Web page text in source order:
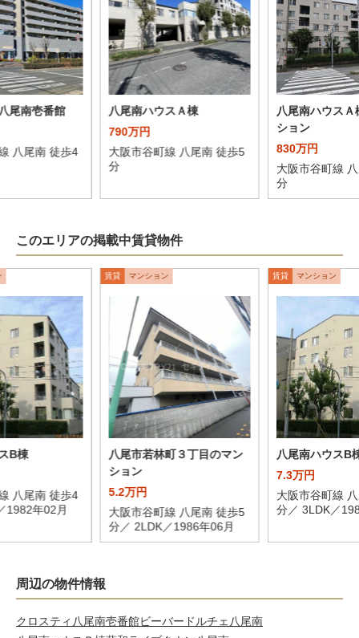
尾南壱番館
八尾南 徒歩4
八尾南ハウスＡ棟
790万円
大阪市谷町線 八尾南 徒歩5
分
八尾南ハウスＡ
ション
830万円
大阪市谷町線
分
このエリアの掲載中賃貸物件
B棟
八尾南 徒歩4
1982年02月
賃貸 マンション
八尾市若林町３丁目のマン
ション
5.2万円
大阪市谷町線 八尾南 徒歩5
分／ 2LDK／1986年06月
賃貸 マンション
八尾南ハウスB
7.3万円
大阪市谷町線
分／ 3LDK／
周辺の物件情報
クロスティ八尾南壱番館ビーバードルチェ八尾南